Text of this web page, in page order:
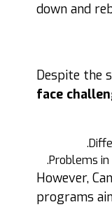
down and
Despite the
face
Problems
However,
programs